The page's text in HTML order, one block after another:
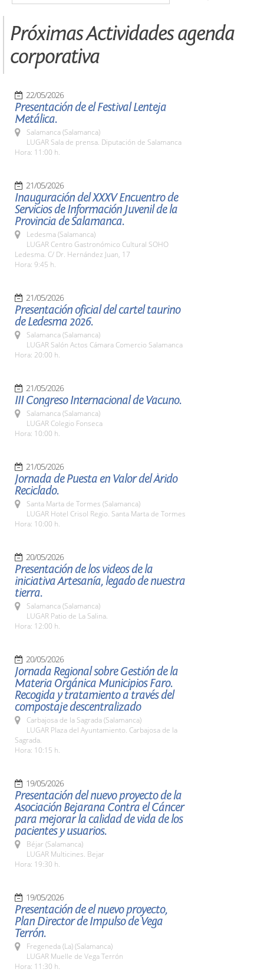
Próximas Actividades agenda
corporativa
22/05/2026
Presentación de el Festival Lenteja
Metálica.
Salamanca (Salamanca)
LUGAR Sala de prensa. Diputación de Salamanca
Hora: 11:00 h.
21/05/2026
Inauguración del XXXV Encuentro de
Servicios de Información Juvenil de la
Provincia de Salamanca.
Ledesma (Salamanca)
LUGAR Centro Gastronómico Cultural SOHO
Ledesma. C/ Dr. Hernández Juan, 17
Hora: 9:45 h.
21/05/2026
Presentación oficial del cartel taurino
de Ledesma 2026.
Salamanca (Salamanca)
LUGAR Salón Actos Cámara Comercio Salamanca
Hora: 20:00 h.
21/05/2026
III Congreso Internacional de Vacuno.
Salamanca (Salamanca)
LUGAR Colegio Fonseca
Hora: 10:00 h.
21/05/2026
Jornada de Puesta en Valor del Árido
Reciclado.
Santa Marta de Tormes (Salamanca)
LUGAR Hotel Crisol Regio. Santa Marta de Tormes
Hora: 10:00 h.
20/05/2026
Presentación de los videos de la
iniciativa Artesanía, legado de nuestra
tierra.
Salamanca (Salamanca)
LUGAR Patio de La Salina.
Hora: 12:00 h.
20/05/2026
Jornada Regional sobre Gestión de la
Materia Orgánica Municipios Faro.
Recogida y tratamiento a través del
compostaje descentralizado
Carbajosa de la Sagrada (Salamanca)
LUGAR Plaza del Ayuntamiento. Carbajosa de la
Sagrada.
Hora: 10:15 h.
19/05/2026
Presentación del nuevo proyecto de la
Asociación Bejarana Contra el Cáncer
para mejorar la calidad de vida de los
pacientes y usuarios.
Béjar (Salamanca)
LUGAR Multicines. Bejar
Hora: 19:30 h.
19/05/2026
Presentación de el nuevo proyecto,
Plan Director de Impulso de Vega
Terrón.
Fregeneda (La) (Salamanca)
LUGAR Muelle de Vega Terrón
Hora: 11:30 h.